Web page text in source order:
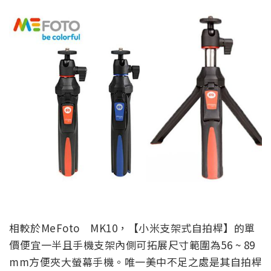
相較於MeFoto MK10，【小米支架式自拍桿】的單
價便宜一半且手機支架內側可拓展尺寸範圍為56 ~ 89
mm方便夾大螢幕手機。唯一美中不足之處是其自拍桿